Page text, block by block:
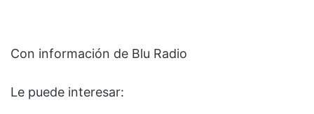
Con información de Blu Radio
Le puede interesar: